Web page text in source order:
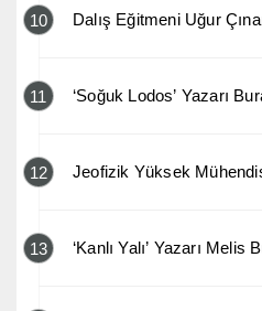
10 Dalış Eğitmeni Uğur
11 ‘Soğuk Lodos’ Yazarı
12 Jeofizik Yüksek
13 ‘Kanlı Yalı’ Yazarı Melis